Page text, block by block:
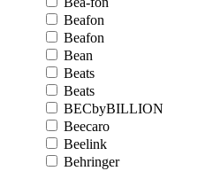
Beafon
Beafon
Bean
Beats
Beats
BECbyBILLION
Beecaro
Beelink
Behringer